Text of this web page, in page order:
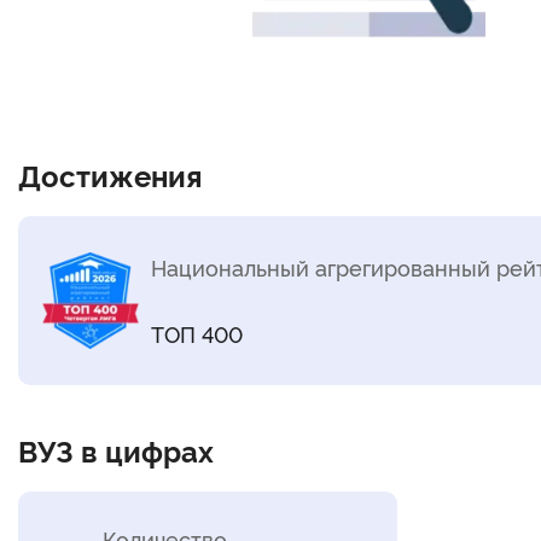
Достижения
Национальный агрегированный
ТОП 400
ВУЗ в цифрах